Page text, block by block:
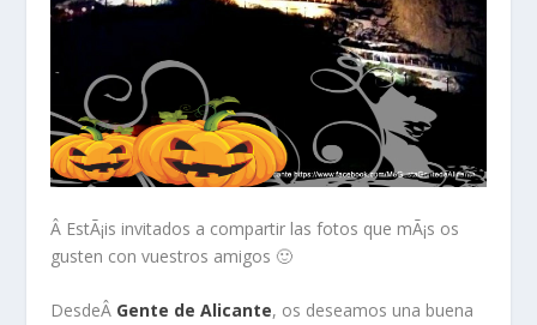
Â EstÃ¡is invitados a compartir las fotos que mÃ¡s os
gusten con vuestros amigos 🙂
DesdeÂ Gente de Alicante, os deseamos una buena